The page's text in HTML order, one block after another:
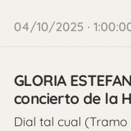
04/10/2025 ·
GLORIA
concierto de la
Dial tal cual (Tramo